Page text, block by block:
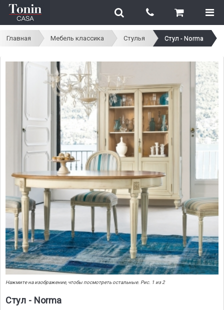
Главная Мебель классика Стулья Стул - Norma
Нажмите на изображение, чтобы посмотреть остальные. Рис. 1 из 2
Стул - Norma